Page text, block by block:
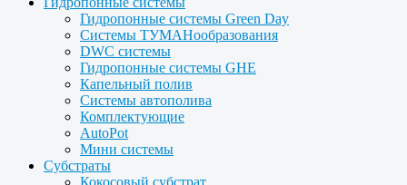
Гидропонные системы Green Day
Системы ТУМАНообразования
DWC системы
Гидропонные системы GHE
Капельный полив
Системы автополива
Комплектующие
AutoPot
Мини системы
Субстраты
Кокосовый субстрат